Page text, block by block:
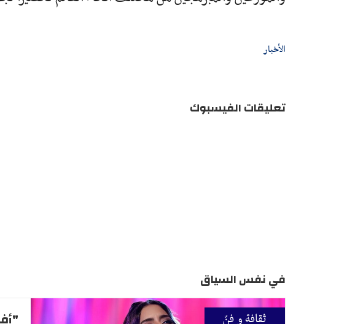
الأخبار
تعليقات الفيسبوك
في نفس السياق
ثقافة و فنّ